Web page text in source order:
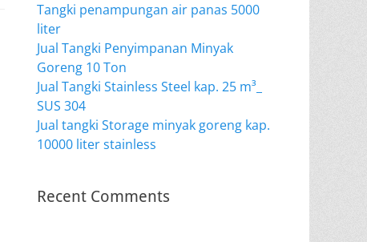
Tangki penampungan air panas 5000
liter
Jual Tangki Penyimpanan Minyak
Goreng 10 Ton
Jual Tangki Stainless Steel kap. 25 m³_
SUS 304
Jual tangki Storage minyak goreng kap.
10000 liter stainless
Recent Comments